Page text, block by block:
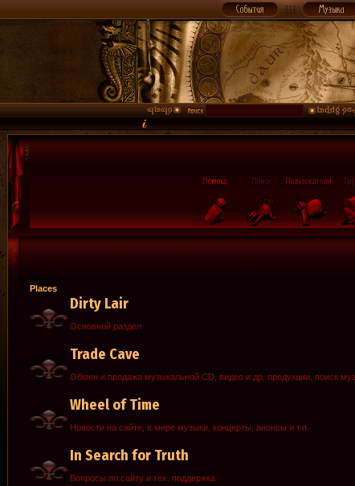
Places
Dirty Lair
Основной раздел
Trade Cave
Обмен и продажа музыкальной CD, видео и др. продукции, поиск
Wheel of Time
Новости на сайте, в мире музыки, концерты, анонсы и т.п.
In Search for Truth
Вопросы по сайту и тех. поддержка